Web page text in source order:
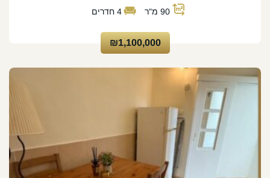
90 מ"ר 4 חדרים
₪1,100,000